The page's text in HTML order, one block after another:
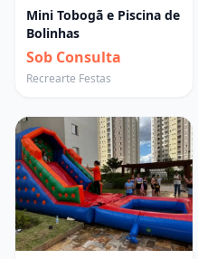
Mini Tobogã e Piscina de
Bolinhas
Sob Consulta
Recrearte Festas